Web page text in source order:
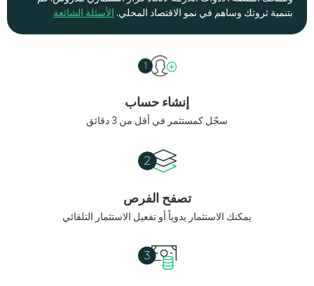
بتنمية ثروتك وساهم في نمو الاقتصاد المحلي. الأسئلة الشائعة
إنشاء حساب
سجّل كمستثمر في أقل من 3 دقائق
تصفح الفرص
يمكنك الاستثمار يدوياً أو تفعيل الاستثمار التلقائي